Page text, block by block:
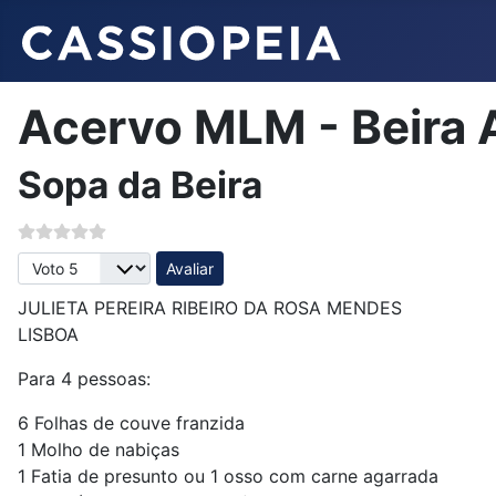
Acervo MLM - Beira
Sopa da Beira
Avalie, por favor
JULIETA PEREIRA RIBEIRO DA ROSA MENDES
LISBOA
Para 4 pessoas:
6 Folhas de couve franzida
1 Molho de nabiças
1 Fatia de presunto ou 1 osso com carne agarrada